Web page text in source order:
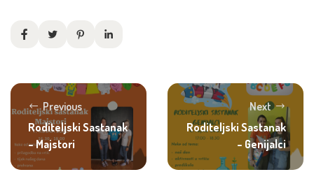
Previous
Roditeljski Sastanak
– Majstori
Next
Roditeljski Sastanak
– Genijalci